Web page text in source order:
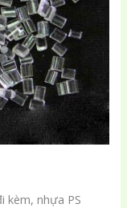
kèm, nhựa PS